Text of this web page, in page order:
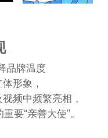
品牌温度
形象，
频中频繁亮相，
要“亲善大使”。